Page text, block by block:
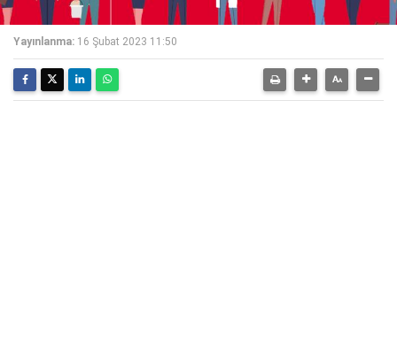
Yayınlanma: 16 Şubat 2023 11:50